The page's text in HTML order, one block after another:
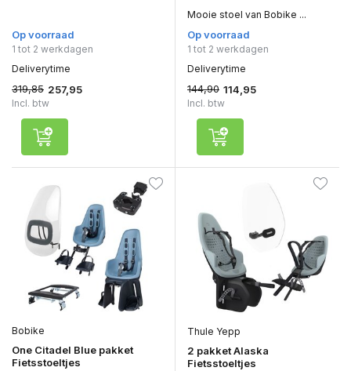
Op voorraad
1 tot 2 werkdagen
Deliverytime
319,85 257,95
Incl. btw
Mooie stoel van Bobike ...
Op voorraad
1 tot 2 werkdagen
Deliverytime
144,90 114,95
Incl. btw
Bobike
One Citadel Blue pakket
Fietsstoeltjes
Thule Yepp
2 pakket Alaska
Fietsstoeltjes